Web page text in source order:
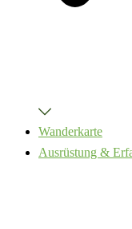
Wanderkarte
Ausrüstung &